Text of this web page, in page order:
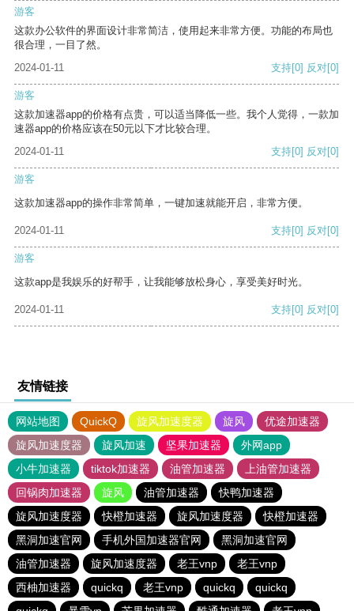
游客
这款办公软件的界面设计非常简洁，使用起来非常方便。功能的布局也
很合理，一目了然。
2024-01-11
支持[0] 反对[0]
游客
这款加速器app的价格有点贵，可以适当降低一些。我个人觉得，一款加
速器app的价格应该在50元以下才比较合理。
2024-01-11
支持[0] 反对[0]
游客
这款加速器app的操作非常简单，一键加速就能开启，非常方便。
2024-01-11 支持[0] 反对[0]
游客
这款app是我娱乐的好帮手，让我能够放松身心，享受美好时光。
2024-01-11 支持[0] 反对[0]
友情链接
网站地图 QuickQ 旋风加速度器 旋风
优途加速器
旋风加速度器
旋风加速 坚果加速器
外网app
小牛加速器
tiktok加速器 油管加速器
上油管加速器
回锅肉加速器
旋风 油管加速器
快鸭加速器
旋风加速度器
快橙加速器 旋风加速度器
快橙加速器
黑洞加速官网
手机外国加速器官网
黑洞加速官网
油管加速器
旋风加速度器 老王vnp
老王vnp
西柚加速器
quickq 老王vnp quickq
quickq